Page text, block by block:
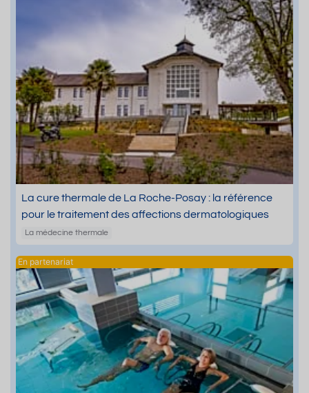
La cure thermale de La Roche-Posay : la référence
pour le traitement des affections dermatologiques
La médecine thermale